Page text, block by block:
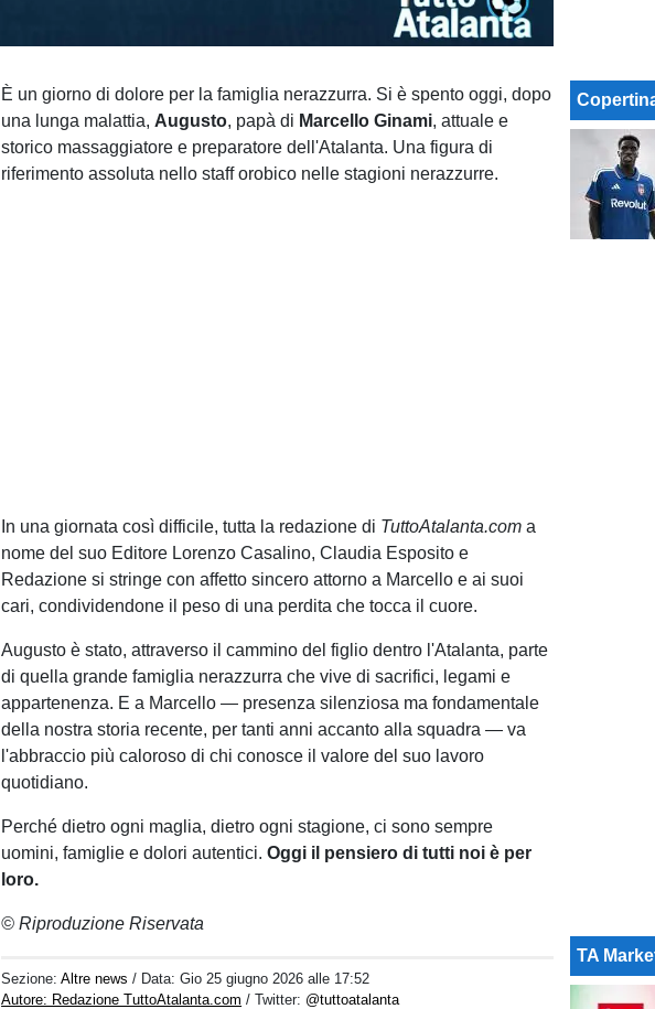
È un giorno di dolore per la famiglia nerazzurra. Si è spento oggi, dopo
una lunga malattia, Augusto, papà di Marcello Ginami, attuale e
storico massaggiatore e preparatore dell'Atalanta. Una figura di
riferimento assoluta nello staff orobico nelle stagioni nerazzurre.
In una giornata così difficile, tutta la redazione di TuttoAtalanta.com a
nome del suo Editore Lorenzo Casalino, Claudia Esposito e
Redazione si stringe con affetto sincero attorno a Marcello e ai suoi
cari, condividendone il peso di una perdita che tocca il cuore.
Augusto è stato, attraverso il cammino del figlio dentro l'Atalanta, parte
di quella grande famiglia nerazzurra che vive di sacrifici, legami e
appartenenza. E a Marcello — presenza silenziosa ma fondamentale
della nostra storia recente, per tanti anni accanto alla squadra — va
l'abbraccio più caloroso di chi conosce il valore del suo lavoro
quotidiano.
Perché dietro ogni maglia, dietro ogni stagione, ci sono sempre
uomini, famiglie e dolori autentici. Oggi il pensiero di tutti noi è per
loro.
© Riproduzione Riservata
Sezione:Altre news / Data:Gio 25 giugno 2026 alle 17:52
Autore: Redazione TuttoAtalanta.com / Twitter: @tuttoatalanta
TA